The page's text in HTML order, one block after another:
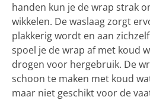
handen kun je de wrap strak
wikkelen. De waslaag zorgt
plakkerig wordt en aan
spoel je de wrap af met koud
drogen voor hergebruik. De
schoon te maken met koud
maar niet geschikt voor de